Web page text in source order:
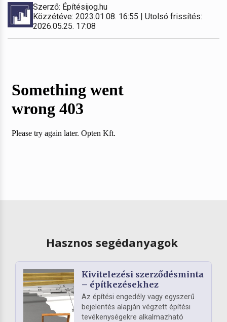
Szerző: Építésijog.hu
Közzétéve: 2023.01.08. 16:55 | Utolsó frissítés:
2026.05.25. 17:08
Hasznos segédanyagok
Kivitelezési szerződésminta
– építkezésekhez
Az építési engedély vagy egyszerű
bejelentés alapján végzett építési
tevékenységekre alkalmazható